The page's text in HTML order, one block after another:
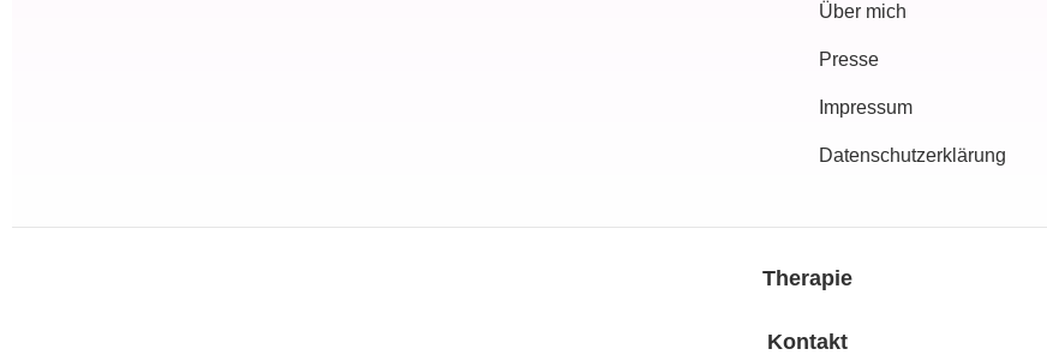
Über mich
Presse
Impressum
Datenschutzerklärung
Therapie
Kontakt